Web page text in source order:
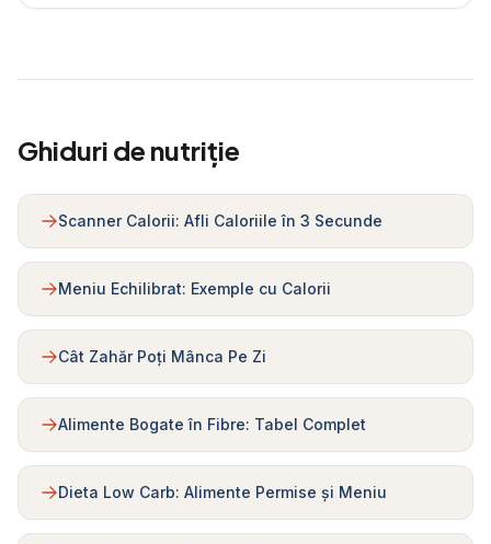
Ghiduri de nutriție
Scanner Calorii: Afli Caloriile în 3 Secunde
Meniu Echilibrat: Exemple cu Calorii
Cât Zahăr Poți Mânca Pe Zi
Alimente Bogate în Fibre: Tabel Complet
Dieta Low Carb: Alimente Permise și Meniu